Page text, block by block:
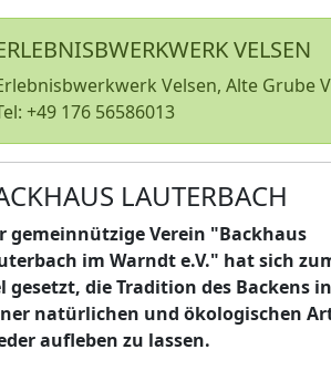
VELSEN
Velsen, Alte Grube
+49 176 56586013
LAUTERBACH
gemeinnützige Verein "Backhaus
im Warndt e.V." hat sich
gesetzt, die Tradition des Backens in
natürlichen und ökologischen
aufleben zu lassen.